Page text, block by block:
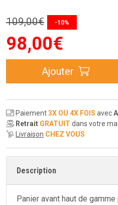
109,00€ -10%
98,00€
Ajouter
Paiement3X OU 4X FOIS avec
Retrait GRATUIT dans votre
Livraison CHEZ VOUS
Description
Panier avant haut de